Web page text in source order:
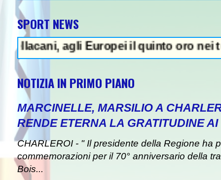
SPORT NEWS
agli Europei il quinto oro nei tuffi
NOTIZIA IN PRIMO PIANO
MARCINELLE, MARSILIO A
RENDE ETERNA LA GRATITUDINE
CHARLEROI - " Il presidente della Regione ha
commemorazioni per il 70° anniversario della
Bois...